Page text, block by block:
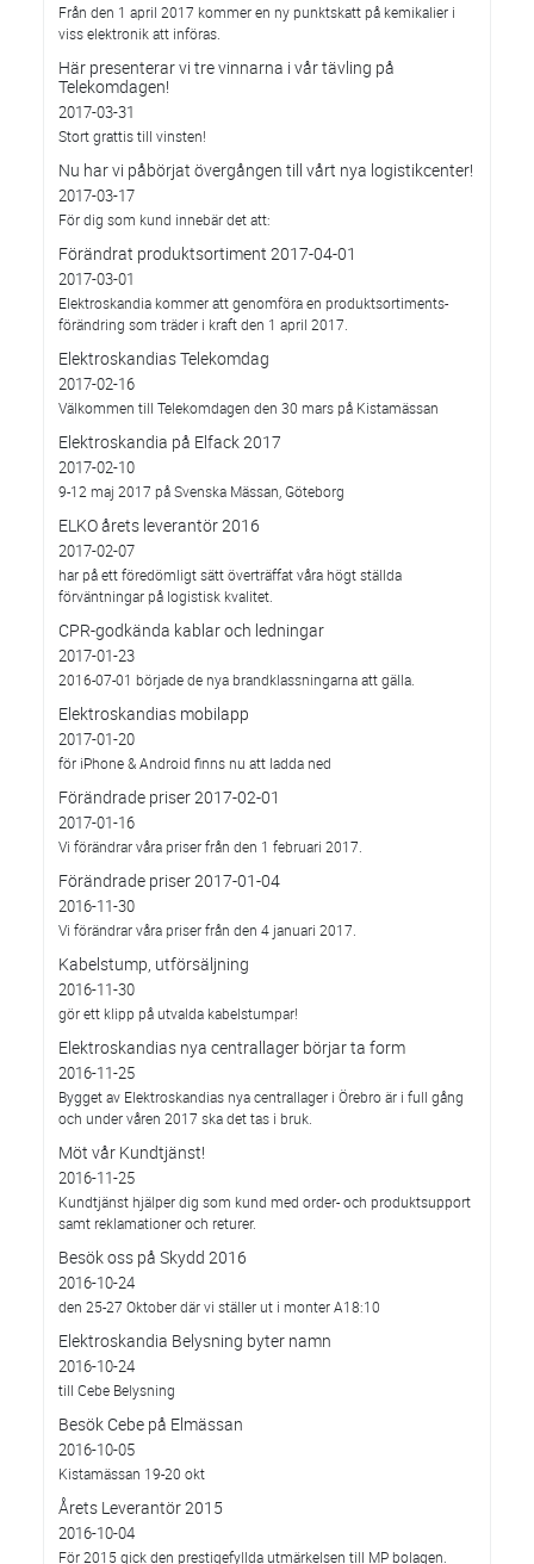
Från den 1 april 2017 kommer en ny punktskatt på kemikalier i
viss elektronik att införas.
Här presenterar vi tre vinnarna i vår tävling på
Telekomdagen!
2017-03-31
Stort grattis till vinsten!
Nu har vi påbörjat övergången till vårt nya logistikcenter!
2017-03-17
För dig som kund innebär det att:
Förändrat produktsortiment 2017-04-01
2017-03-01
Elektroskandia kommer att genomföra en produktsortiments-
förändring som träder i kraft den 1 april 2017.
Elektroskandias Telekomdag
2017-02-16
Välkommen till Telekomdagen den 30 mars på Kistamässan
Elektroskandia på Elfack 2017
2017-02-10
9-12 maj 2017 på Svenska Mässan, Göteborg
ELKO årets leverantör 2016
2017-02-07
har på ett föredömligt sätt överträffat våra högt ställda
förväntningar på logistisk kvalitet.
CPR-godkända kablar och ledningar
2017-01-23
2016-07-01 började de nya brandklassningarna att gälla.
Elektroskandias mobilapp
2017-01-20
för iPhone & Android finns nu att ladda ned
Förändrade priser 2017-02-01
2017-01-16
Vi förändrar våra priser från den 1 februari 2017.
Förändrade priser 2017-01-04
2016-11-30
Vi förändrar våra priser från den 4 januari 2017.
Kabelstump, utförsäljning
2016-11-30
gör ett klipp på utvalda kabelstumpar!
Elektroskandias nya centrallager börjar ta form
2016-11-25
Bygget av Elektroskandias nya centrallager i Örebro är i full gång
och under våren 2017 ska det tas i bruk.
Möt vår Kundtjänst!
2016-11-25
Kundtjänst hjälper dig som kund med order- och produktsupport
samt reklamationer och returer.
Besök oss på Skydd 2016
2016-10-24
den 25-27 Oktober där vi ställer ut i monter A18:10
Elektroskandia Belysning byter namn
2016-10-24
till Cebe Belysning
Besök Cebe på Elmässan
2016-10-05
Kistamässan 19-20 okt
Årets Leverantör 2015
2016-10-04
För 2015 gick den prestigefyllda utmärkelsen till MP bolagen.